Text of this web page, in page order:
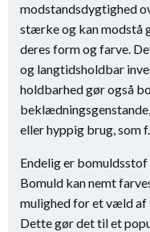
modstandsdygtighed
stærke og kan modstå
deres form og farve.
og langtidsholdbar
holdbarhed gør også
eller hyppig brug, som
Endelig er
Bomuld kan nemt
mulighed for et væld
Dette gør det til et